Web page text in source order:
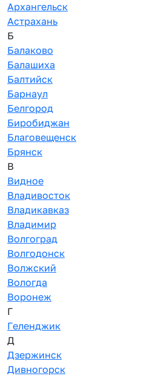
Архангельск
Астрахань
Б
Балаково
Балашиха
Балтийск
Барнаул
Белгород
Биробиджан
Благовещенск
Брянск
В
Видное
Владивосток
Владикавказ
Владимир
Волгоград
Волгодонск
Волжский
Вологда
Воронеж
Г
Геленджик
Д
Дзержинск
Дивногорск